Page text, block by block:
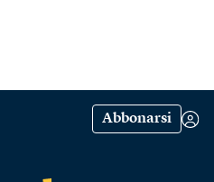
Abbonarsi